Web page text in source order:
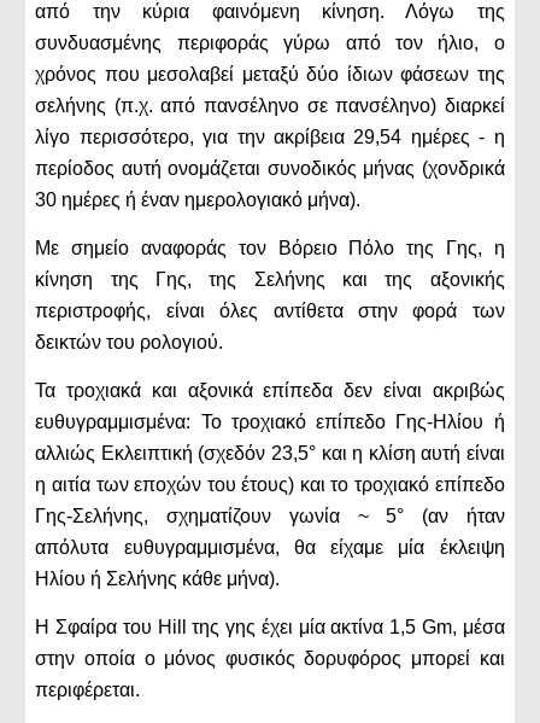
από την κύρια φαινόμενη κίνηση. Λόγω της
συνδυασμένης περιφοράς γύρω από τον ήλιο, ο
χρόνος που μεσολαβεί μεταξύ δύο ίδιων φάσεων της
σελήνης (π.χ. από πανσέληνο σε πανσέληνο) διαρκεί
λίγο περισσότερο, για την ακρίβεια 29,54 ημέρες - η
περίοδος αυτή ονομάζεται συνοδικός μήνας (χονδρικά
30 ημέρες ή έναν ημερολογιακό μήνα).
Με σημείο αναφοράς τον Βόρειο Πόλο της Γης, η
κίνηση της Γης, της Σελήνης και της αξονικής
περιστροφής, είναι όλες αντίθετα στην φορά των
δεικτών του ρολογιού.
Τα τροχιακά και αξονικά επίπεδα δεν είναι ακριβώς
ευθυγραμμισμένα: Το τροχιακό επίπεδο Γης-Ηλίου ή
αλλιώς Εκλειπτική (σχεδόν 23,5° και η κλίση αυτή είναι
η αιτία των εποχών του έτους) και το τροχιακό επίπεδο
Γης-Σελήνης, σχηματίζουν γωνία ~ 5° (αν ήταν
απόλυτα ευθυγραμμισμένα, θα είχαμε μία έκλειψη
Ηλίου ή Σελήνης κάθε μήνα).
Η Σφαίρα του Hill της γης έχει μία ακτίνα 1,5 Gm, μέσα
στην οποία ο μόνος φυσικός δορυφόρος μπορεί και
περιφέρεται.